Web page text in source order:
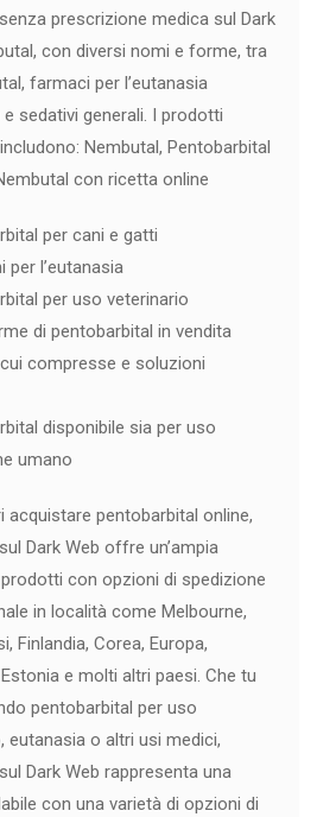
prescrizione medica sul Dark
con diversi nomi e forme, tra
farmaci per l’eutanasia
sedativi generali. I prodotti
Nembutal, Pentobarbital
con ricetta online
per cani e gatti
per l’eutanasia
per uso veterinario
di pentobarbital in vendita
compresse e soluzioni
disponibile sia per uso
umano
acquistare pentobarbital online,
Dark Web offre un’ampia
con opzioni di spedizione
in località come Melbourne,
Finlandia, Corea, Europa,
e molti altri paesi. Che tu
pentobarbital per uso
eutanasia o altri usi medici,
Dark Web rappresenta una
con una varietà di opzioni di